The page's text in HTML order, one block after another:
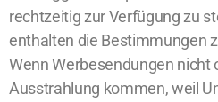
rechtzeitig zur Verfügung zu
enthalten die Bestimmungen
Wenn Werbesendungen nicht
Ausstrahlung kommen, weil